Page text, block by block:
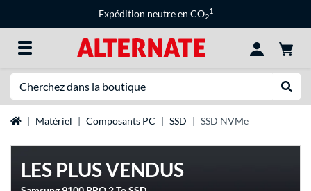
Expédition neutre en CO2
1
Page d'accueil
Matériel Composants PC SSD SSD NVMe
LES PLUS VENDUS